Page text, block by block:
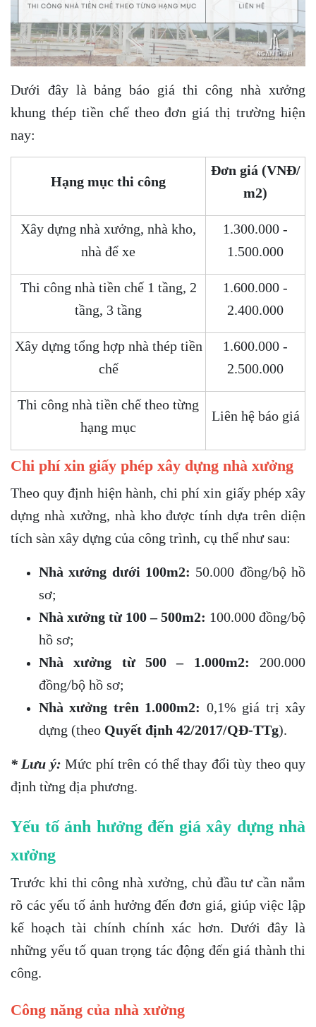
Dưới đây là bảng báo giá thi công nhà xưởng
khung thép tiền chế theo đơn giá thị trường hiện
nay:
Hạng mục thi công
Đơn giá (VNĐ/
m2)
Xây dựng nhà xưởng, nhà kho,
nhà để xe
1.300.000 -
1.500.000
Thi công nhà tiền chế 1 tầng, 2
tầng, 3 tầng
1.600.000 -
2.400.000
Xây dựng tổng hợp nhà thép tiền
chế
1.600.000 -
2.500.000
Thi công nhà tiền chế theo từng
hạng mục
Liên hệ báo giá
Chi phí xin giấy phép xây dựng nhà xưởng
Theo quy định hiện hành, chi phí xin giấy phép xây
dựng nhà xưởng, nhà kho được tính dựa trên diện
tích sàn xây dựng của công trình, cụ thể như sau:
Nhà xưởng dưới 100m2: 50.000 đồng/bộ hồ
sơ;
Nhà xưởng từ 100 – 500m2: 100.000 đồng/bộ
hồ sơ;
Nhà xưởng từ 500 – 1.000m2: 200.000
đồng/bộ hồ sơ;
Nhà xưởng trên 1.000m2: 0,1% giá trị xây
dựng (theo Quyết định 42/2017/QĐ-TTg).
* Lưu ý:Mức phí trên có thể thay đổi tùy theo quy
định từng địa phương.
Yếu tố ảnh hưởng đến giá xây dựng nhà
xưởng
Trước khi thi công nhà xưởng, chủ đầu tư cần nắm
rõ các yếu tố ảnh hưởng đến đơn giá, giúp việc lập
kế hoạch tài chính chính xác hơn. Dưới đây là
những yếu tố quan trọng tác động đến giá thành thi
công.
Công năng của nhà xưởng